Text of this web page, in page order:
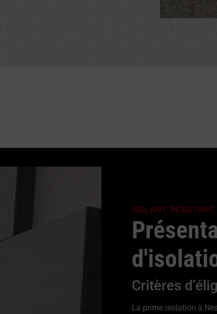
ISOLANT,
Critères
La prime isolation à